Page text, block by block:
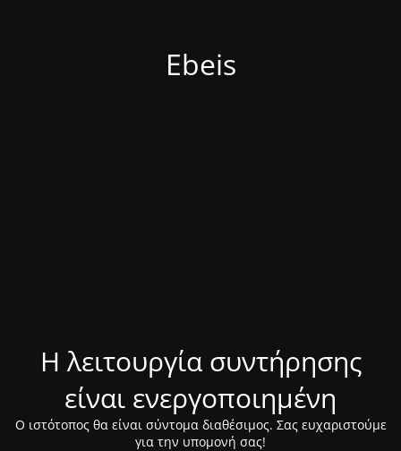
Ebeis
Η λειτουργία συντήρησης
είναι ενεργοποιημένη
Ο ιστότοπος θα είναι σύντομα διαθέσιμος. Σας ευχαριστούμε
για την υπομονή σας!